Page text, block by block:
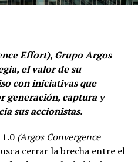
Effort), Grupo Argos
el valor de su
con iniciativas que
generación, captura y
sus accionistas.
(Argos Convergence
cerrar la brecha entre el